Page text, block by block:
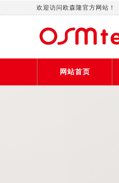
欢迎访问欧森隆官方网站！
网站首页